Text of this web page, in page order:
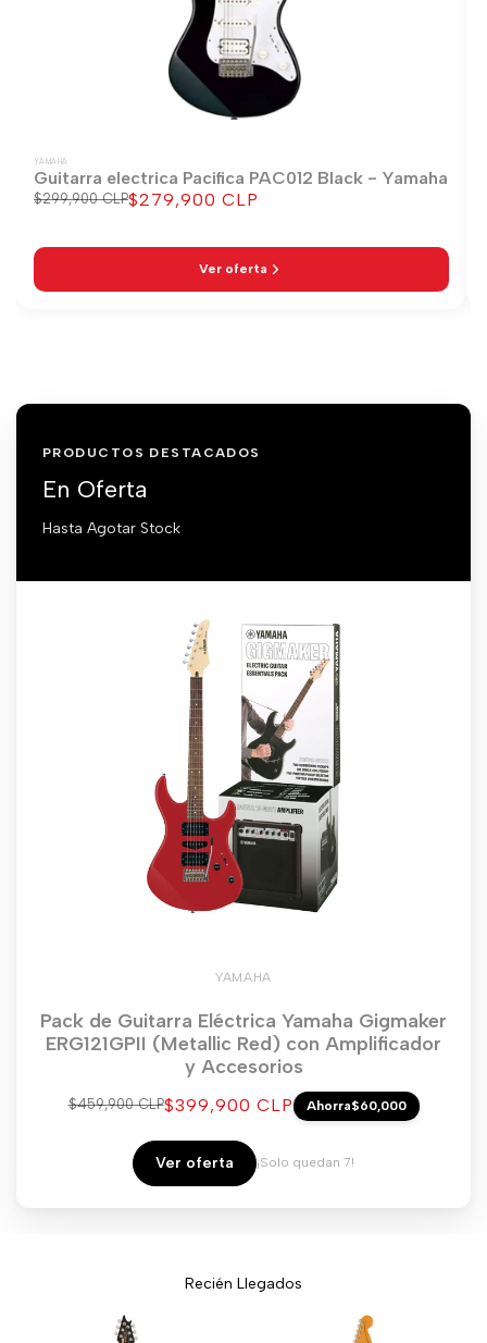
YAMAHA
Guitarra electrica Pacifica PAC012 Black - Yamaha
Precio
$299,900 CLPPrecio
$279,900 CLP
Ver oferta
PRODUCTOS DESTACADOS
En Oferta
Hasta Agotar Stock
YAMAHA
Pack de Guitarra Eléctrica Yamaha Gigmaker
ERG121GPII (Metallic Red) con Amplificador
y Accesorios
Precio
$459,900 CLPPrecio
venta
$399,900 CLP Ahorra$60,000
Ver oferta ¡Solo quedan 7!
Recién Llegados